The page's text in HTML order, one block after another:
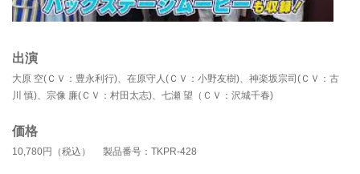
出演
大原 空(ＣＶ：豊永利行)、在原守人(ＣＶ：小野友樹)、神楽坂宗司(ＣＶ：古
川 慎)、宗像 廉(ＣＶ：村田太志)、七瀬 望（ＣＶ：沢城千春)
価格
10,780円（税込） 製品番号：TKPR-428